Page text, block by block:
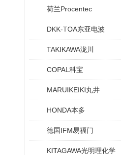
荷兰Procentec
DKK-TOA东亚电波
TAKIKAWA泷川
COPAL科宝
MARUIKEIKI丸井
HONDA本多
德国IFM易福门
KITAGAWA光明理化学